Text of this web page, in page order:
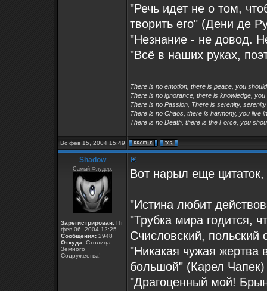
"Речь идет не о том,
творить его" (Дени де
"Незнание - не довод.
"Всё в наших руках,
There is no emotion, there is peace, you
There is no ignorance, there is knowledge,
There is no Passion, There is serenity,
There is no Chaos, there is harmony, you live
There is no Death, there is the Force, you
Вс фев 15, 2004 15:49
Shadow
Самый Флудер.
Зарегистрирован: Пт
фев 06, 2004 12:25
Сообщения: 2948
Откуда: Столица
Земного
Содружества!
Вот нарыл еще
"Истина любит
"Трубка мира годится,
Счисловский, польский
"Никакая чужая жертва
большой" (Карел Чапек)
"Драгоценный мой!